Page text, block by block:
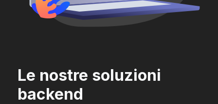
Le nostre soluzioni
backend